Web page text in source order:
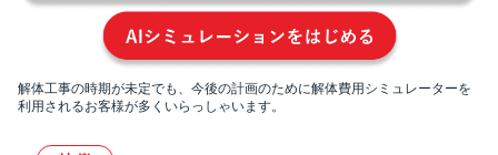
解体工事の時期が未定でも、今後の計画のために解体費用シミュレーターを
利用されるお客様が多くいらっしゃいます。